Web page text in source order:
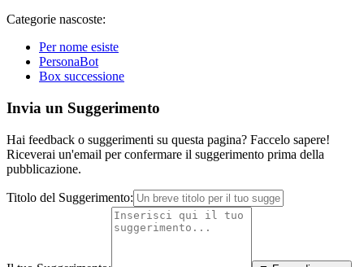
Categorie nascoste:
Per nome esiste
PersonaBot
Box successione
Invia un Suggerimento
Hai feedback o suggerimenti su questa pagina? Faccelo sapere!
Riceverai un'email per confermare il suggerimento prima della
pubblicazione.
Titolo del Suggerimento: